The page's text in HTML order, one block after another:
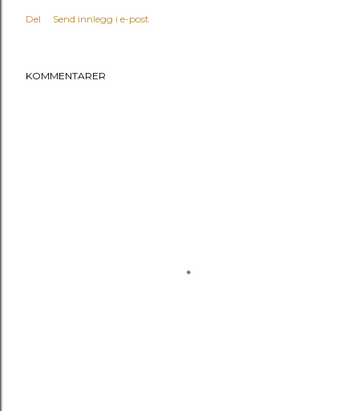
Del Send innlegg i e-post
KOMMENTARER